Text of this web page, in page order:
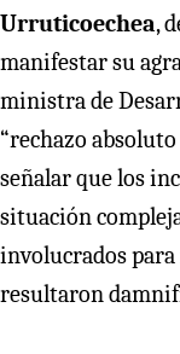
Urruticoechea,
manifestar su
ministra de
“rechazo absoluto
señalar que los
situación
involucrados
resultaron